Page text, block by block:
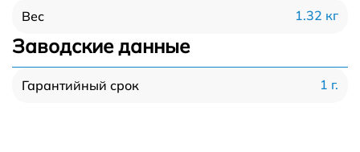
Вес 1.32 кг
Заводские данные
Гарантийный срок 1 г.